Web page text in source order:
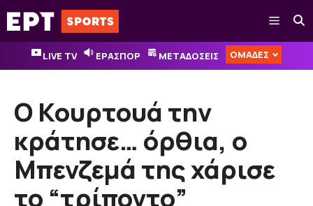
Μετάβαση
σε
περιεχόμενο
Μενού
LIVE TV ΕΡΑΣΠΟΡ ΜΕΤΑΔΟΣΕΙΣ ΟΜΑΔΕΣ
Ο Κουρτουά την
κράτησε… όρθια, ο
Μπενζεμά της χάρισε
το “τρίποντο”